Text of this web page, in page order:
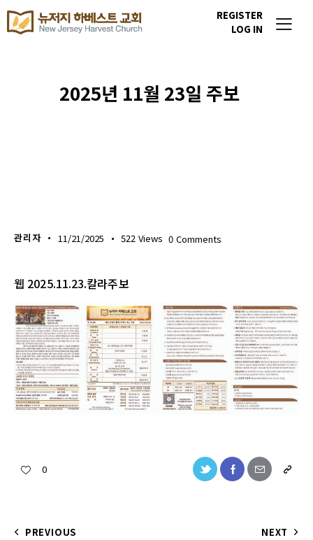
REGISTER
LOG IN
2025년 11월 23일 주보
관리자 11/21/2025 522 Views 0 Comments
웹 2025.11.23.칼라주보
0
PREVIOUS NEXT